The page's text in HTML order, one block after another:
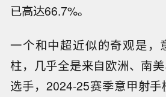
已高达66.7%。
一个和中超近似的奇观是，
柱，几乎全是来自欧洲、南
选手，2024-25赛季意甲射